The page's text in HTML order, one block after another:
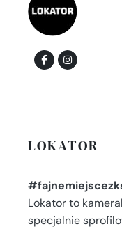
LOKATOR
Lokator to
specjalnie